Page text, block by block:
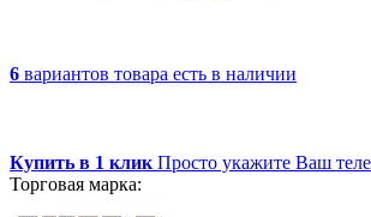
6 вариантов товара есть в наличии
Купить в 1 клик Просто укажите Ваш
Торговая марка: